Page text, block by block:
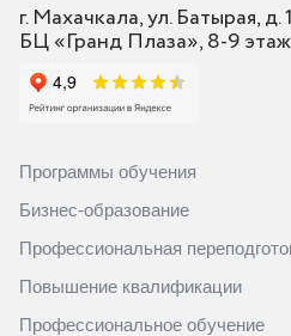
г. Махачкала, ул. Батырая, д.
БЦ «Гранд Плаза», 8-9 этаж
Программы обучения
Бизнес-образование
Профессиональная
Повышение квалификации
Профессиональное обучение